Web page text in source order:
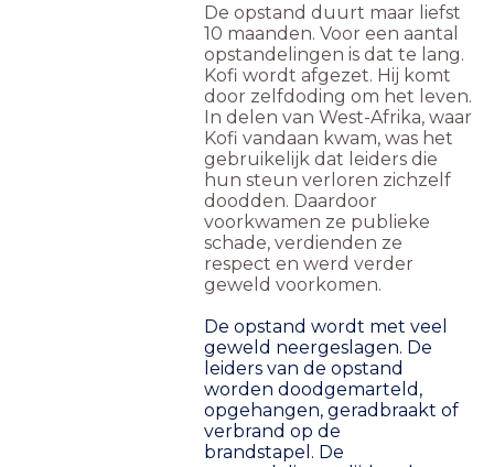
De opstand duurt maar liefst
10 maanden. Voor een aantal
opstandelingen is dat te lang.
Kofi wordt afgezet. Hij komt
door zelfdoding om het leven.
In delen van West-Afrika, waar
Kofi vandaan kwam, was het
gebruikelijk dat leiders die
hun steun verloren zichzelf
doodden. Daardoor
voorkwamen ze publieke
schade, verdienden ze
respect en werd verder
geweld voorkomen.
De opstand wordt met veel
geweld neergeslagen. De
leiders van de opstand
worden doodgemarteld,
opgehangen, geradbraakt of
verbrand op de
brandstapel. De